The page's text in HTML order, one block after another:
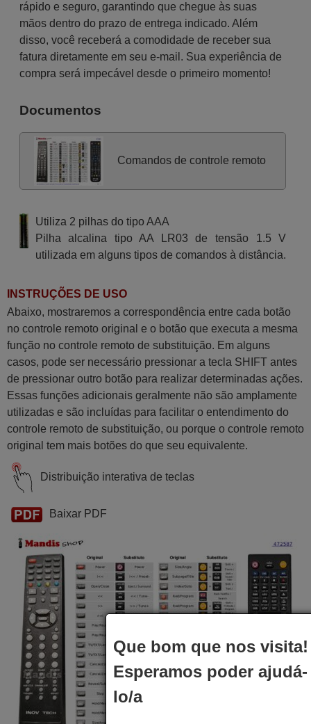
rápido e seguro, garantindo que chegue às suas
mãos dentro do prazo de entrega indicado. Além
disso, você receberá a comodidade de receber sua
fatura diretamente em seu e-mail. Sua experiência de
compra será impecável desde o primeiro momento!
Documentos
Comandos de controle remoto
Utiliza 2 pilhas do tipo AAA
Pilha alcalina tipo AA LR03 de tensão 1.5 V
utilizada em alguns tipos de comandos à distância.
INSTRUÇÕES DE USO
Abaixo, mostraremos a correspondência entre cada botão
no controle remoto original e o botão que executa a mesma
função no controle remoto de substituição. Em alguns
casos, pode ser necessário pressionar a tecla SHIFT antes
de pressionar outro botão para realizar determinadas ações.
Essas funções adicionais geralmente não são amplamente
utilizadas e são incluídas para facilitar o entendimento do
controle remoto de substituição, ou porque o controle remoto
original tem mais botões do que seu equivalente.
Distribuição interativa de teclas
Baixar PDF
Que bom que nos visita!
Esperamos poder ajudá-
lo/a